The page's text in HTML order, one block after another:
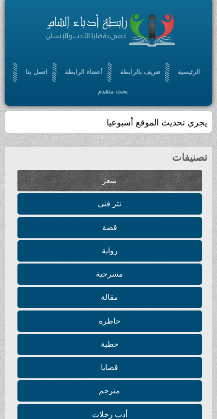
الرئيسية تعريف بالرابطة أعضاء الرابطة اتصل بنا
بحث متقدم
يجري تحديث الموقع أسبوعيا
تصنيفات
شعر
نثر فني
قصة
رواية
مسرحية
مقالة
خاطرة
خطبة
قضايا
مترجم
أدب رحلات